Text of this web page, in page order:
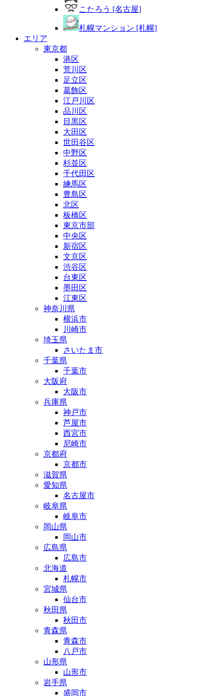
こたろう [名古屋]
札幌マンション [札幌]
エリア
東京都
港区
荒川区
足立区
葛飾区
江戸川区
品川区
目黒区
大田区
世田谷区
中野区
杉並区
千代田区
練馬区
豊島区
北区
板橋区
東京市部
中央区
新宿区
文京区
渋谷区
台東区
墨田区
江東区
神奈川県
横浜市
川崎市
埼玉県
さいたま市
千葉県
千葉市
大阪府
大阪市
兵庫県
神戸市
芦屋市
西宮市
尼崎市
京都府
京都市
滋賀県
愛知県
名古屋市
岐阜県
岐阜市
岡山県
岡山市
広島県
広島市
北海道
札幌市
宮城県
仙台市
秋田県
秋田市
青森県
青森市
八戸市
山形県
山形市
岩手県
盛岡市